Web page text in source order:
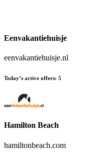
Eenvakantiehuisje
eenvakantiehuisje.nl
Today’s active offers: 5
Hamilton Beach
hamiltonbeach.com